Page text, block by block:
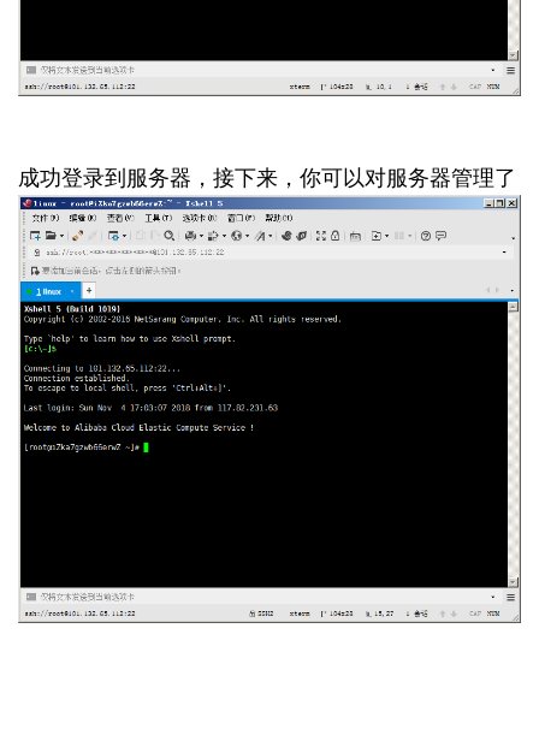
成功登录到服务器，接下来，你可以对服务器管理了